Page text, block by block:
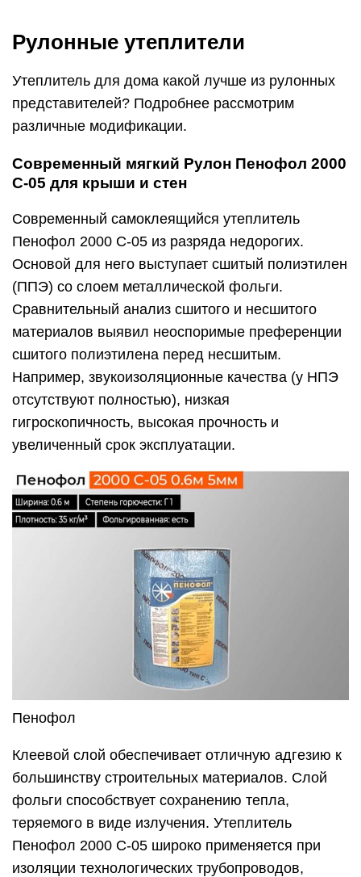
Рулонные утеплители
Утеплитель для дома какой лучше из рулонных
представителей? Подробнее рассмотрим
различные модификации.
Современный мягкий Рулон Пенофол 2000
C-05 для крыши и стен
Современный самоклеящийся утеплитель
Пенофол 2000 C-05 из разряда недорогих.
Основой для него выступает сшитый полиэтилен
(ППЭ) со слоем металлической фольги.
Сравнительный анализ сшитого и несшитого
материалов выявил неоспоримые преференции
сшитого полиэтилена перед несшитым.
Например, звукоизоляционные качества (у НПЭ
отсутствуют полностью), низкая
гигроскопичность, высокая прочность и
увеличенный срок эксплуатации.
Пенофол
Клеевой слой обеспечивает отличную адгезию к
большинству строительных материалов. Слой
фольги способствует сохранению тепла,
теряемого в виде излучения. Утеплитель
Пенофол 2000 C-05 широко применяется при
изоляции технологических трубопроводов,